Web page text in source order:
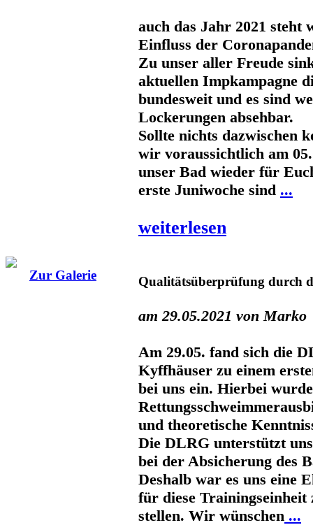
auch das Jahr 2021 steht
Einfluss der
Zu unser aller Freude
aktuellen Impkampagne
bundesweit und es sind
Lockerungen absehbar.
Sollte nichts dazwischen
wir voraussichtlich am
unser Bad wieder für
erste Juniwoche sind ...
weiterlesen
Zur Galerie Qualitätsüberprüfung durch
am 29.05.2021 von Marko
Am 29.05. fand sich die
Kyffhäuser zu einem
bei uns ein. Hierbei
und theoretische
Die DLRG unterstützt
bei der Absicherung des
Deshalb war es uns eine
für diese Trainingseinheit
stellen. Wir wünschen ...